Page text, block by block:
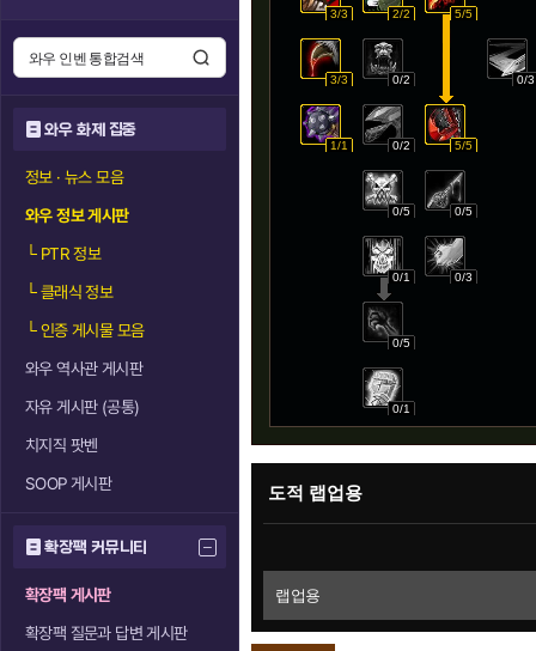
와우 화제 집중
정보 · 뉴스 모음
와우 정보 게시판
└PTR 정보
└클래식 정보
└인증 게시물 모음
와우 역사관 게시판
자유 게시판 (공통)
치지직 팟벤
SOOP 게시판
확장팩 커뮤니티
확장팩 게시판
확장팩 질문과 답변 게시판
3/3 2/2 5/5
3/3 0/2 0/3
1/1 0/2 5/5
0/5 0/5
0/1 0/3
0/5
0/1
도적 랩업용
랩업용